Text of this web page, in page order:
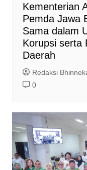
Kementerian
Pemda Jawa
Sama dalam
Korupsi serta
Daerah
Redaksi
0